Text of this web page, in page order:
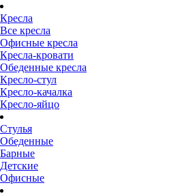
Кресла
Все кресла
Офисные кресла
Кресла-кровати
Обеденные кресла
Кресло-стул
Кресло-качалка
Кресло-яйцо
Стулья
Обеденные
Барные
Детские
Офисные